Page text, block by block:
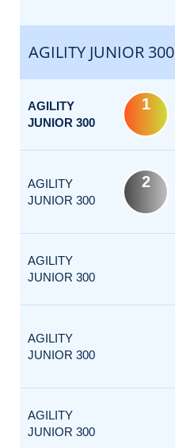
AGILITY JUNIOR 300
AGILITY
JUNIOR 300
1
AGILITY
JUNIOR 300
2
AGILITY
JUNIOR 300
AGILITY
JUNIOR 300
AGILITY
JUNIOR 300